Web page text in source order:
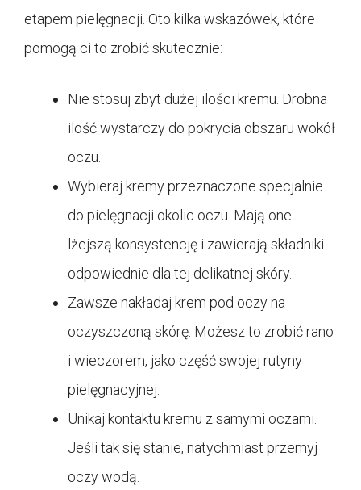
etapem pielęgnacji. Oto kilka wskazówek, które
pomogą ci to zrobić skutecznie:
Nie stosuj zbyt dużej ilości kremu. Drobna
ilość wystarczy do pokrycia obszaru wokół
oczu.
Wybieraj kremy przeznaczone specjalnie
do pielęgnacji okolic oczu. Mają one
lżejszą konsystencję i zawierają składniki
odpowiednie dla tej delikatnej skóry.
Zawsze nakładaj krem pod oczy na
oczyszczoną skórę. Możesz to zrobić rano
i wieczorem, jako część swojej rutyny
pielęgnacyjnej.
Unikaj kontaktu kremu z samymi oczami.
Jeśli tak się stanie, natychmiast przemyj
oczy wodą.